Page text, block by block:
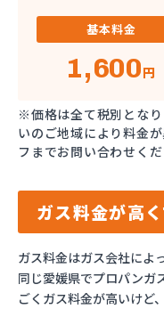
基本料金
1,600円
※価格は全て税別とな
いのご地域により料金
フまでお問い合わせくだ
ガス料金が高
ガス料金はガス会社によ
同じ愛媛県でプロパンガ
ごくガス料金が高いけど